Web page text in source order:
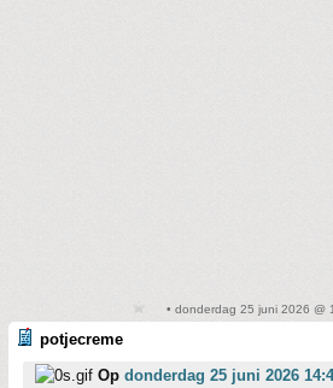
• donderdag 25 juni 2026 @
potjecreme
Op donderdag 25 juni 2026